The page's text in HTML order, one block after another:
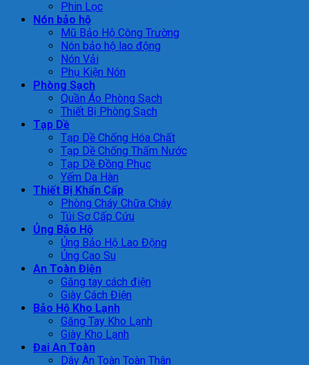
Phin Lọc
Nón bảo hộ
Mũ Bảo Hộ Công Trường
Nón bảo hộ lao động
Nón Vải
Phụ Kiện Nón
Phòng Sạch
Quần Áo Phòng Sạch
Thiết Bị Phòng Sạch
Tạp Dề
Tạp Dề Chống Hóa Chất
Tạp Dề Chống Thấm Nước
Tạp Dề Đồng Phục
Yếm Da Hàn
Thiết Bị Khẩn Cấp
Phòng Cháy Chữa Cháy
Túi Sơ Cấp Cứu
Ủng Bảo Hộ
Ủng Bảo Hộ Lao Động
Ủng Cao Su
An Toàn Điện
Găng tay cách điện
Giày Cách Điện
Bảo Hộ Kho Lạnh
Găng Tay Kho Lạnh
Giày Kho Lạnh
Đai An Toàn
Dây An Toàn Toàn Thân